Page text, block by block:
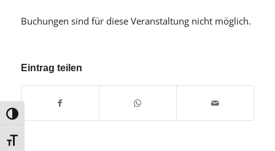
Umschalten auf hohe Kontraste
Schrift vergrößern
Buchungen sind für diese Veranstaltung nicht möglich.
Eintrag teilen